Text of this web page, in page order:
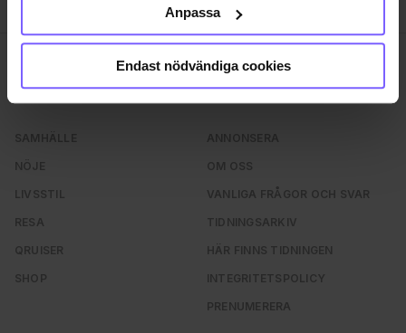
för specifika kännetecken (fingeravtryck)
Ta reda på mer om hur dina personliga uppgifter
Du kan ändra eller dra tillbaka ditt samtycke när som
helst från cookie-förklaringen.
Vi använder enhetsidentifierare för att anpassa innehållet
och annonserna till användarna, tillhandahålla funktioner
för sociala medier och analysera vår trafik. Vi
information från din enhet till de sociala medier och
annons- och analysföretag som vi samarbetar med.
Dessa kan i sin tur kombinera informationen med annan
Anpassa
Endast nödvändiga cookies
SAMHÄLLE
NÖJE
LIVSSTIL
RESA
QRUISER
SHOP
OM OSS
VANLIGA FRÅGOR OCH SVAR
TIDNINGSARKIV
HÄR FINNS TIDNINGEN
INTEGRITETSPOLICY
PRENUMERERA